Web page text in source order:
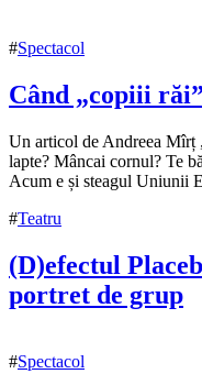
#Spectacol
Când „copiii
7
noiembrie
20208
2020
Un articol de Andreea Mîrț
lapte? Mâncai cornul? Te
Acum e și steagul Uniunii
#Teatru
(D)efectul
portret de grup
noiembrie
#Spectacol